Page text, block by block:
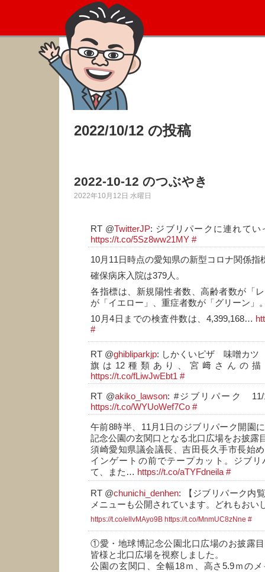
2022/10/12 の投稿
2022-10-12 のつぶやき
2022年10月12日 水曜日
RT @TwitterJP: ジブリパークに連れてい
https://t.co/5Sz8ww21MY #
10月11日時点の愛知県の新型コロナ関係指
確保病床入院は379人。
各指標は、新規陽性者数、高齢者数が「
が「イエロー」、重症者数が「グリーン」
10月4日までの検査件数は、4,399,168…
#
RT @ghibliparkjp: しかくいピザ 味噌カツ
旗は12種類あり、宮﨑さんの
https://t.co/fLiwJwEbt1 #
RT @akiko_lawson: #ジブリパーク 11/
https://t.co/WYUoWef7Co #
午前8時半、11月1日のジブリパーク開園
記念公園の玄関口となる北口広場をお披露
須崎愛知県議会議長、吉田長久手市長始
インゲートの前でテープカット。ジブ
て、また… https://t.co/aTYFdneila #
RT @chunichi_denhen: 【ジブリパーク内
メニューも公開されています。どれもおい
https://t.co/ellvMAyo9B https://t.co/MnmUC8zNne #
①愛・地球博記念公園北口広場のお披露
皆様と北口広場を視察しました。
公園の玄関口、全幅18ｍ、高さ5.9ｍの